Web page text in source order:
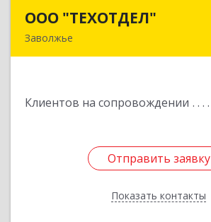
ООО "ТЕХОТДЕЛ"
Заволжье
Клиентов на сопровождении
Отправить заявку
Показать контакты
Отправить заявку
Назад